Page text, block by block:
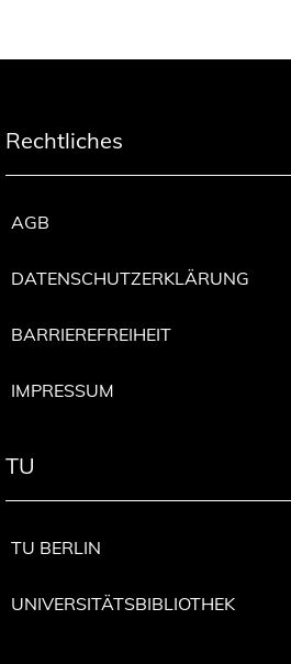
Rechtliches
AGB
DATENSCHUTZERKLÄRUNG
BARRIEREFREIHEIT
IMPRESSUM
TU
TU BERLIN
UNIVERSITÄTSBIBLIOTHEK